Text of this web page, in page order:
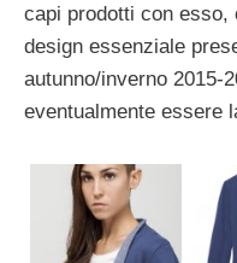
capi prodotti con esso,
design essenziale
autunno/inverno 2015-
eventualmente essere